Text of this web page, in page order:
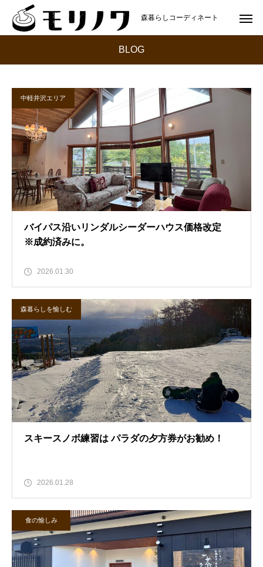
森暮らしコーディネート
BLOG
中軽井沢エリア
バイパス沿いリンダルシーダーハウス価格改定
※成約済みに。
2026.01.30
森暮らしを愉しむ
スキースノボ練習は パラダの夕方券がお勧め！
2026.01.28
食の愉しみ